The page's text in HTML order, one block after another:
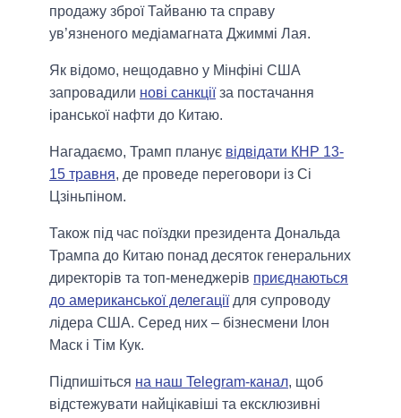
продажу зброї Тайваню та справу
ув’язненого медіамагната Джиммі Лая.
Як відомо, нещодавно у Мінфіні США
запровадили нові санкціїза постачання
іранської нафти до Китаю.
Нагадаємо, Трамп планує відвідати КНР 13-
15 травня, де проведе переговори із Сі
Цзіньпіном.
Також під час поїздки президента Дональда
Трампа до Китаю понад десяток генеральних
директорів та топ-менеджерів приєднаються
до американської делегаціїдля супроводу
лідера США. Серед них – бізнесмени Ілон
Маск і Тім Кук.
Підпишіться на наш Telegram-канал, щоб
відстежувати найцікавіші та ексклюзивні